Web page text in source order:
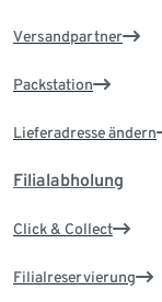
Versandpartner
Packstation
Lieferadresse ändern
Filialabholung
Click & Collect
Filialreservierung